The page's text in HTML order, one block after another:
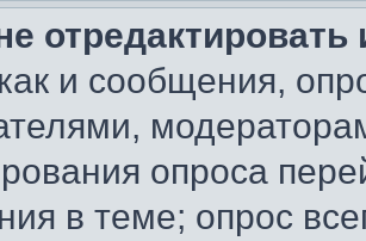
и сообщения,
опроса
в теме; опрос